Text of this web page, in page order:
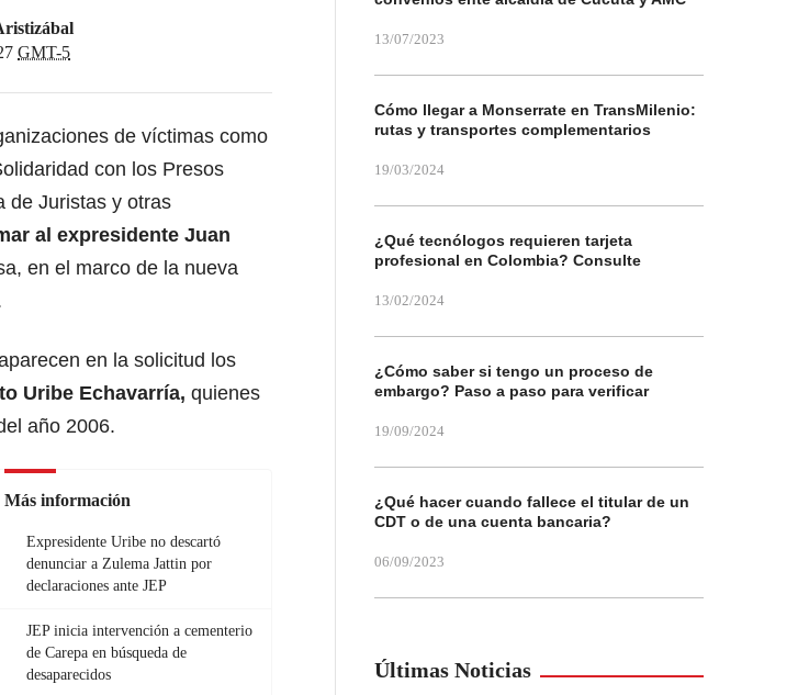
GMT-5
de víctimas como
con los Presos
de Juristas y otras
al expresidente Juan
en el marco de la nueva
en la solicitud los
Uribe Echavarría, quienes
año 2006.
Más información
Expresidente Uribe no descartó
denunciar a Zulema Jattin por
declaraciones ante JEP
JEP inicia intervención a cementerio
de Carepa en búsqueda de
desaparecidos
13/07/2023
Cómo llegar a Monserrate en TransMilenio:
rutas y transportes complementarios
19/03/2024
¿Qué tecnólogos requieren tarjeta
profesional en Colombia? Consulte
13/02/2024
¿Cómo saber si tengo un proceso de
embargo? Paso a paso para verificar
19/09/2024
¿Qué hacer cuando fallece el titular de un
CDT o de una cuenta bancaria?
06/09/2023
Últimas Noticias